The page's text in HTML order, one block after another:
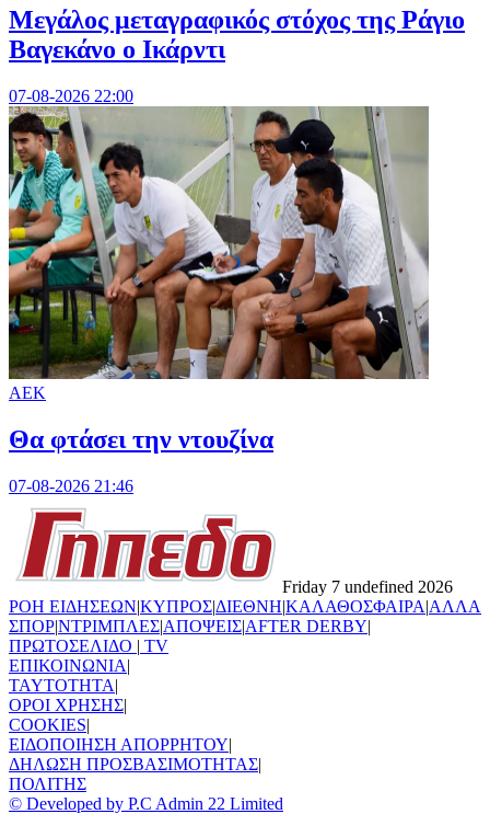
Μεγάλος μεταγραφικός στόχος της Ράγιο
Βαγεκάνο ο Ικάρντι
07-08-2026 22:00
ΑΕΚ
Θα φτάσει την ντουζίνα
07-08-2026 21:46
Friday 7 undefined 2026
ΡΟΗ ΕΙΔΗΣΕΩΝ|ΚΥΠΡΟΣ|ΔΙΕΘΝΗ|ΚΑΛΑΘΟΣΦΑΙΡΑ|ΑΛΛΑ
ΣΠΟΡ|ΝΤΡΙΜΠΛΕΣ|ΑΠΟΨΕΙΣ|AFTER DERBY|
ΠΡΩΤΟΣΕΛΙΔΟ | TV
ΕΠΙΚΟΙΝΩΝΙΑ|
TAYTOTHTA|
ΟΡΟΙ ΧΡΗΣΗΣ|
COOKIES|
ΕΙΔΟΠΟΙΗΣΗ ΑΠΟΡΡΗΤΟΥ|
ΔΗΛΩΣΗ ΠΡΟΣΒΑΣΙΜΟΤΗΤΑΣ|
ΠΟΛΙΤΗΣ
© Developed by P.C Admin 22 Limited